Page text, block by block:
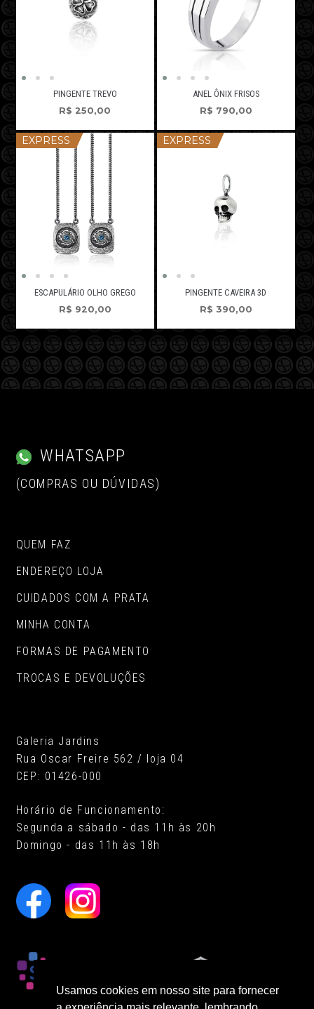
PINGENTE TREVO
R$ 250,00
ANEL ÔNIX FRISOS
R$ 790,00
EXPRESS
ESCAPULÁRIO OLHO GREGO
R$ 920,00
EXPRESS
PINGENTE CAVEIRA 3D
R$ 390,00
WHATSAPP
(COMPRAS OU DÚVIDAS)
QUEM FAZ
ENDEREÇO LOJA
CUIDADOS COM A PRATA
MINHA CONTA
FORMAS DE PAGAMENTO
TROCAS E DEVOLUÇÕES
Galeria Jardins
Rua Oscar Freire 562 / loja 04
CEP: 01426-000
Horário de Funcionamento:
Segunda a sábado - das 11h às 20h
Domingo - das 11h às 18h
Usamos cookies em nosso site para fornecer